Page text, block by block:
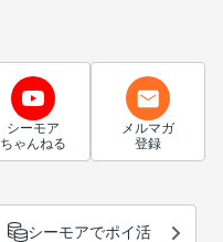
シーモア
ちゃんねる
メルマガ
登録
シーモアでポイ活